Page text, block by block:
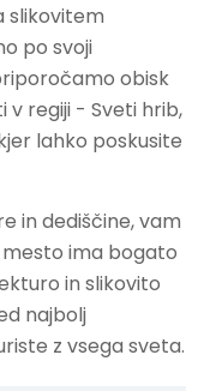
slikovitem
po svoji
obisk
v regiji - Sveti hrib,
lahko poskusite
in dediščine, vam
ima bogato
in slikovito
najbolj
z vsega sveta.